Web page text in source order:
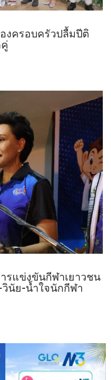
งครอบครัวปลื้มปีติ
รแข่งขันกีฬาเยาวชน
นัย-น้ำใจนักกีฬา